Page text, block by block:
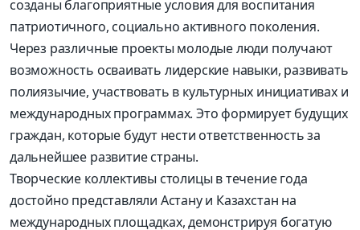
созданы благоприятные условия для воспитания
патриотичного, социально активного поколения.
Через различные проекты молодые люди получают
возможность осваивать лидерские навыки, развивать
полиязычие, участвовать в культурных инициативах и
международных программах. Это формирует будущих
граждан, которые будут нести ответственность за
дальнейшее развитие страны.
Творческие коллективы столицы в течение года
достойно представляли Астану и Казахстан на
международных площадках, демонстрируя богатую